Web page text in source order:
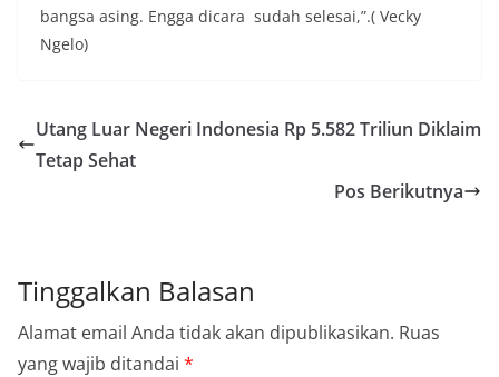
bangsa asing. Engga dicara sudah selesai,”.( Vecky
Ngelo)
Utang Luar Negeri Indonesia Rp 5.582 Triliun Diklaim
Tetap Sehat
Pos Berikutnya
Tinggalkan Balasan
Alamat email Anda tidak akan dipublikasikan. Ruas
yang wajib ditandai *